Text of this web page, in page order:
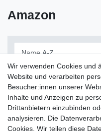
Amazon
Filter
Wir verwenden Cookies und
Website und verarbeiten
Besucher:innen unserer
Inhalte und Anzeigen zu
Drittanbietern einzubinden
analysieren. Die
Cookies. Wir teilen diese